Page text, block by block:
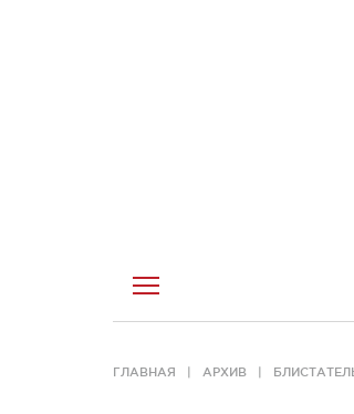
ГЛАВНАЯ АРХИВ